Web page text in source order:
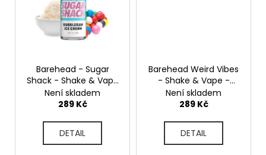
Barehead - Sugar
Shack - Shake & Vape
- Bubblegum Ice
Crem - 20ml
Není skladem
289 Kč
DETAIL
Barehead Weird Vibes
- Shake & Vape -
Mango & Basil
Lemonade (Citronáda
bazalkou) - 20ml
Není skladem
289 Kč
DETAIL